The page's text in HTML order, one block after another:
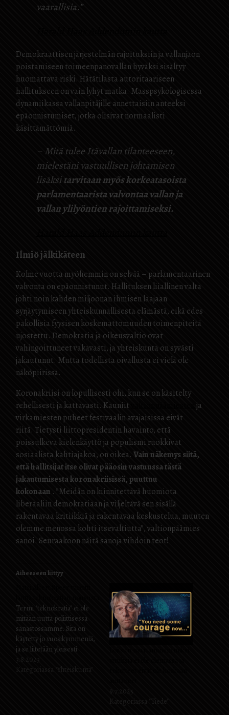
vaarallisia.”
Demokraattisen järjestelmän rajoituksiin ja vallanjaon
poistamiseen toimeenpanovallan hyväksi sisältyy
huomattava riski. Hätätilasta autoritaariseen
hallitukseen on vain lyhyt matka. Masspsykologisessa
dynamiikassa vallanpitäjille annettaisiin anteeksi
epäonnistumiset, jotka olisivat normaalisti
käsittämättömiä.
– Mitä tulee Itävallan tilanteeseen,
mielestäni vastuullisen johtamisen
lisäksitarvitaan myös korkeatasoista
parlamentaarista valvontaa vallan ja
vallan ylilyöntien rajoittamiseksi.
Ilmiö jälkikäteen
Kolme vuotta myöhemmin on selvää – parlamentaarinen
valvonta on epäonnistunut. Hallituksen liiallinen valta
johti noin kahden miljoonan ihmisen laajaan
syrjäytymiseen yhteiskunnallisesta elämästä, eikä edes
pakollisia fyysisen koskemattomuuden toimenpiteitä
ujostettu. Demokratia ja oikeusvaltio ovat
vahingoittuneet vakavasti, ja yhteiskunta on syvästi
jakautunut. Mutta todellista oivallusta ei vielä ole
näköpiirissä.
Koronakriisi on lopullisesti ohi, kun se on käsitelty
rehellisesti ja kattavasti. Kauniit
ja
virkamiesten puheet festivaalin avajaisissa eivät
riitä. Tietysti liittopresidentin havainto, että
poissulkeva kielenkäyttö ja populismi ruokkivat
sosiaalista kahtiajakoa, on oikea. Vain näkemys siitä,
että hallitsijat itse olivat pääosin vastuussa tästä
jakautumisesta koronakriisissä, puuttuu
kokonaan . ”Meidän on kiinnitettävä huomiota
liberaaliin demokratiaan ja viljeltävä sen sisällä
rakentavaa kritiikkiä ja rakentavaa keskustelua, muuten
olemme menossa kohti itsevaltiutta”, valtionpäämies
sanoi. Seuraakoon näitä sanoja vihdoin teot!
Aiheeseen liittyy
Termi "teknokratia" ei ole
mitään uutta poliittisessa
sanastossamme. Sitä on
käytetty jo vuosikymmeniä,
ja se liitetään yleisesti
totalitaarisiin
vasemmistohallituksiin,
3.8.2023
Kategoriassa "Yhteiskunta"
9.7.2025
Kategoriassa "Tiede"